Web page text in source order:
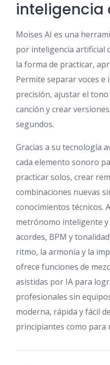
inteligencia
Moises AI es una
por inteligencia artificial
la forma de practicar,
Permite separar voces
precisión, ajustar el
canción y crear
segundos.
Gracias a su tecnología
cada elemento sonoro
practicar solos, crear
combinaciones nuevas
conocimientos técnicos.
metrónomo inteligente
acordes, BPM y
ritmo, la armonía y la
ofrece funciones de
asistidas por IA para
profesionales sin
moderna, rápida y fácil
principiantes como para